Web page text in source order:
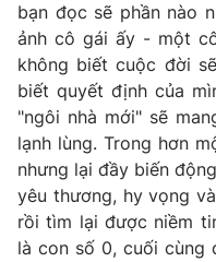
Photo
Video
VTV Money
VTV Sức khoẻ
bạn đọc sẽ phần nào
ảnh cô gái ấy - một
không biết cuộc đời
biết quyết định của
"ngôi nhà mới" sẽ
lạnh lùng. Trong hơn
nhưng lại đầy biến
yêu thương, hy vọng
rồi tìm lại được niềm
là con số 0, cuối cùng